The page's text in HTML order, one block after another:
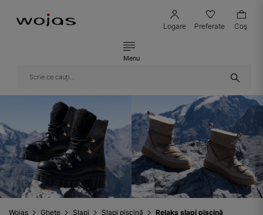
Logare Preferate Coş
Menu
Wojas Ghete Șlapi Şlapi piscină Relaks şlapi piscină